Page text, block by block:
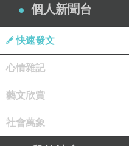
個人新聞台
快速發文
心情雜記
藝文欣賞
社會萬象